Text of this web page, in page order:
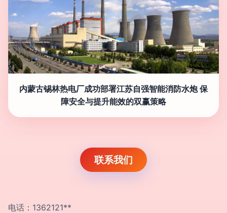
内蒙古锡林热电厂成功部署江苏自强智能消防水炮 保
障安全与提升能效的双赢策略
联系我们
电话：1362121**